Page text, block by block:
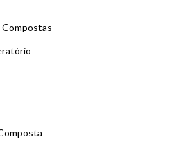
Compostas